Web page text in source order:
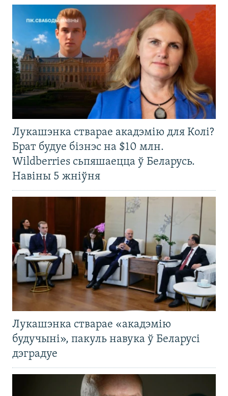
Лукашэнка стварае акадэмію для Колі?
Брат будуе бізнэс на $10 млн.
Wildberries сьпяшаецца ў Беларусь.
Навіны 5 жніўня
Лукашэнка стварае «акадэмію
будучыні», пакуль навука ў Беларусі
дэградуе